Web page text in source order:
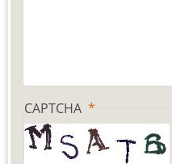
CAPTCHA